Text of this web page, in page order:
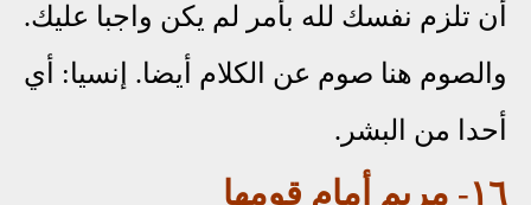
أن تلزم نفسك لله بأمر لم يكن واجبا عليك.
والصوم هنا صوم عن الكلام أيضا. إنسيا: أي
أحدا من البشر.
١٦- مريم أمام قومها